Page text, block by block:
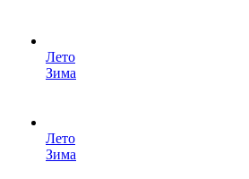
Лето
Зима
Лето
Зима